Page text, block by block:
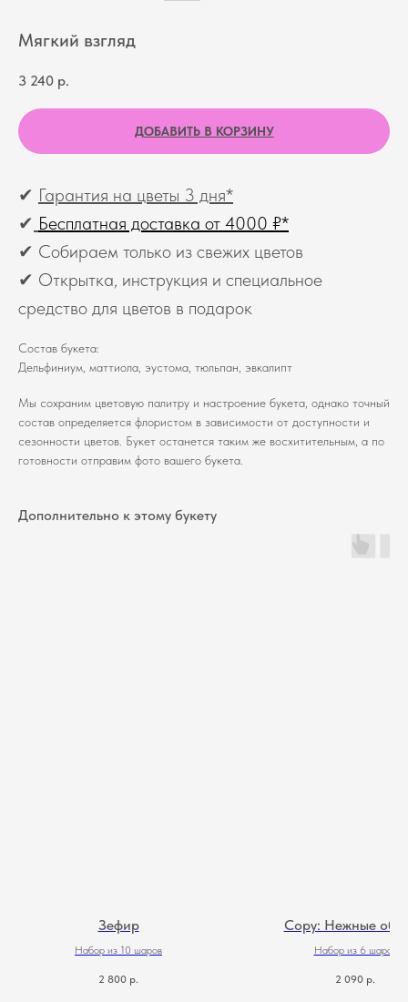
Мягкий взгляд
3 240 р.
ДОБАВИТЬ В КОРЗИНУ
✔ Гарантия на цветы 3 дня*
✔ Бесплатная доставка от 4000 ₽*
✔ Собираем только из свежих цветов
✔ Открытка, инструкция и специальное
средство для цветов в подарок
Состав букета:
Дельфиниум, маттиола, эустома, тюльпан, эвкалипт
Мы сохраним цветовую палитру и настроение букета, однако точный
состав определяется флористом в зависимости от доступности и
сезонности цветов. Букет останется таким же восхитительным, а по
готовности отправим фото вашего букета.
Дополнительно к этому букету
Зефир
Набор из 10 шаров
2 800 р.
Copy: Нежные
Набор из 6 шаров
2 090 р.